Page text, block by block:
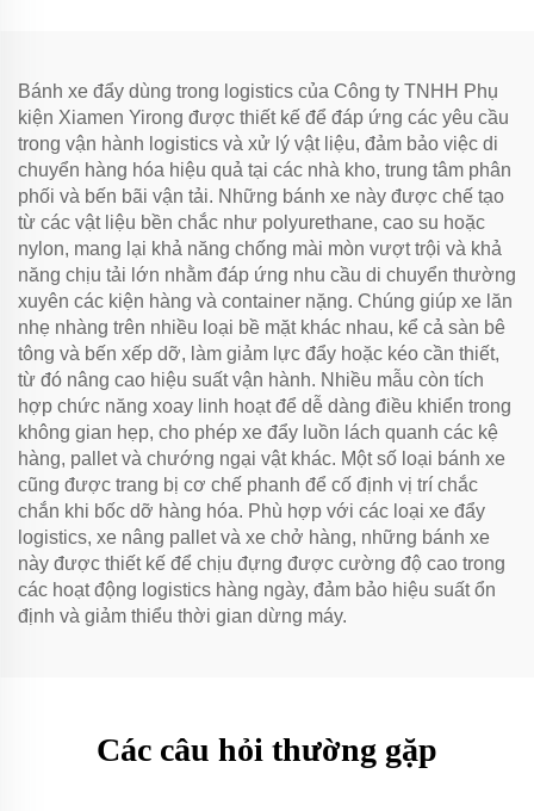
Bánh xe đẩy dùng trong logistics của Công ty TNHH Phụ
kiện Xiamen Yirong được thiết kế để đáp ứng các yêu cầu
trong vận hành logistics và xử lý vật liệu, đảm bảo việc di
chuyển hàng hóa hiệu quả tại các nhà kho, trung tâm phân
phối và bến bãi vận tải. Những bánh xe này được chế tạo
từ các vật liệu bền chắc như polyurethane, cao su hoặc
nylon, mang lại khả năng chống mài mòn vượt trội và khả
năng chịu tải lớn nhằm đáp ứng nhu cầu di chuyển thường
xuyên các kiện hàng và container nặng. Chúng giúp xe lăn
nhẹ nhàng trên nhiều loại bề mặt khác nhau, kể cả sàn bê
tông và bến xếp dỡ, làm giảm lực đẩy hoặc kéo cần thiết,
từ đó nâng cao hiệu suất vận hành. Nhiều mẫu còn tích
hợp chức năng xoay linh hoạt để dễ dàng điều khiển trong
không gian hẹp, cho phép xe đẩy luồn lách quanh các kệ
hàng, pallet và chướng ngại vật khác. Một số loại bánh xe
cũng được trang bị cơ chế phanh để cố định vị trí chắc
chắn khi bốc dỡ hàng hóa. Phù hợp với các loại xe đẩy
logistics, xe nâng pallet và xe chở hàng, những bánh xe
này được thiết kế để chịu đựng được cường độ cao trong
các hoạt động logistics hàng ngày, đảm bảo hiệu suất ổn
định và giảm thiểu thời gian dừng máy.
Các câu hỏi thường gặp